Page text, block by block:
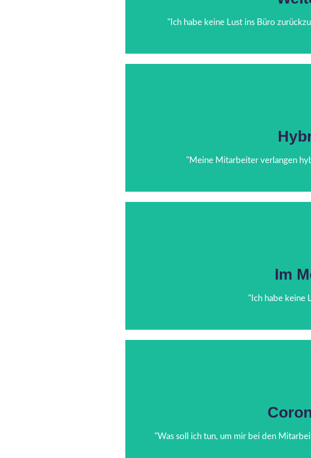
"Ich habe keine Lust ins Büro
"Meine Mitarbeiter verlangen
oder
Im
"Ich habe keine
Nach über einem Jahr der
sich und
"Was soll ich tun, um mir bei den
Ein IT-Bereichsleiter kämpft mit Erschöpfung